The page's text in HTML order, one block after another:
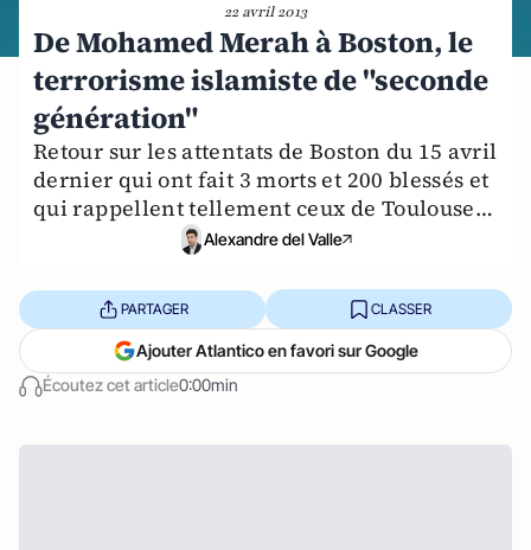
22 avril 2013
De Mohamed Merah à Boston, le
terrorisme islamiste de "seconde
génération"
Retour sur les attentats de Boston du 15 avril
dernier qui ont fait 3 morts et 200 blessés et
qui rappellent tellement ceux de Toulouse…
Alexandre del Valle
Écoutez cet article0:00min
PARTAGER CLASSER
Ajouter Atlantico en favori sur Google